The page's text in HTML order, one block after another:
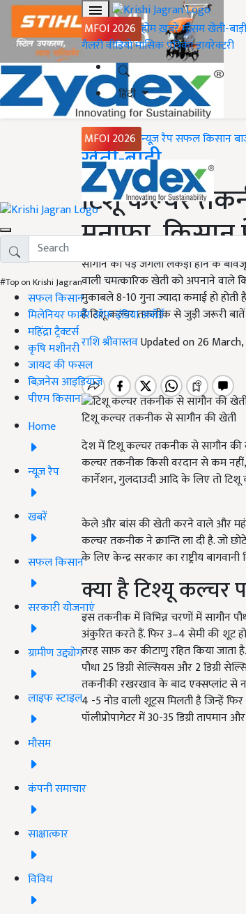
MFOI 2026 होमख़बरेंमौसमखेती-बाड़ी
गैलरीवीडियोमासिक पत्रिकाडायरेक्टरी
हिंदी
MFOI 2026 न्यूज़ रैपसफल किसान
#Top on Krishi Jagran
सफल किसान
मिलेनियर फार्मर ऑफ इंडिया अवॉर्ड
महिंद्रा ट्रैक्टर्स
कृषि मशीनरी
जायद की फसल
बिज़नेस आइडियाज
पीएम किसान
Home
न्यूज़ रैप
खबरें
सफल किसान
सरकारी योजनाएं
ग्रामीण उद्द्योग
लाइफ स्टाइल
मौसम
कंपनी समाचार
साक्षात्कार
विविध
Home
खेती-बाड़ी
टिशू कल्चर
मुनाफा,
सागौन का पेड़ जंगली लकड़ी होने के
वाली चमत्कारिक खेती को अपनाने वाले
मुकाबले 8-10 गुना ज्यादा कमाई हो
हैं टिशू कल्चर तकनीक से जुड़ी जरूरी बातें
राशि श्रीवास्तवUpdated on 26
टिशू कल्चर तकनीक से सागौन की खेती
देश में टिशू कल्चर तकनीक से सागौन की
कल्चर तकनीक किसी वरदान से कम नहीं,
कार्नेशन, गुलदाउदी आदि के लिए तो
केले और बांस की खेती करने वाले और महंगी
कल्चर तकनीक ने क्रान्ति ला दी है. जो
के लिए केन्द्र सरकार का राष्ट्रीय
क्या है टिश्यू कल्चर
इस तकनीक में विभिन्न चरणों में सागौन
अंकुरित करते हैं. फिर 3–4 सेमी की शूट
तरह साफ़ कर कीटाणु रहित किया जाता
पौधा 25 डिग्री सेल्सियस और 2 डिग्री
तकनीकी रखरखाव के बाद एक्सप्लांट से
4 -5 नोड वाली शूट्स मिलती है जिन्हें
पॉलीप्रोपागेटर में 30-35 डिग्री